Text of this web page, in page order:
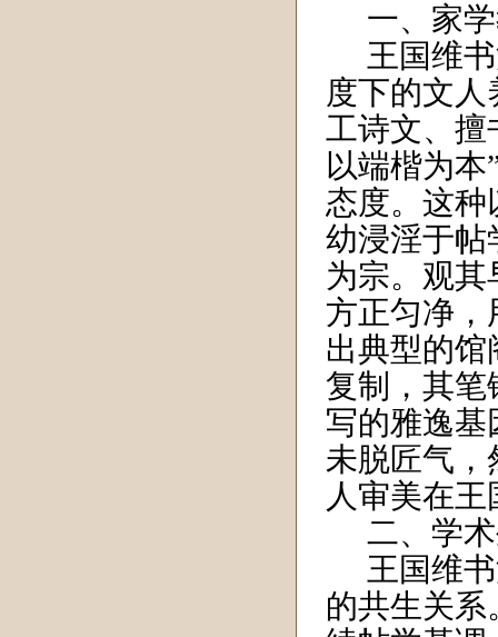
一、家
王国维
度下的文
工诗文、擅
以端楷为
态度。这种
幼浸淫于帖
为宗。观
方正匀净，
出典型的馆
复制，其笔
写的雅逸基
未脱匠气，
人审美在
二、学
王国维
的共生关